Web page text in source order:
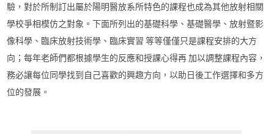
驗，對於所制訂出屬於陽明醫放系所特色的課程也成為其他放射相關
學校爭相模仿之對象。下面所列出的基礎科學、基礎醫學、放射暨影
像科學、臨床放射技術學、臨床實習 等等僅僅只是課程安排的大方
向；每年老師們都根據學生的反應和授課心得再 加以調整課程內容，
務必讓每位同學找到自己喜歡的興趣方向，以助日後工作選擇和多方
位的發展。